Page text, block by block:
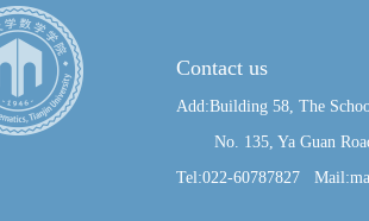
Contact us
Add:Building 58, The
No. 135, Ya Guan
Tel:022-60787827